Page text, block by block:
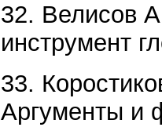
32. Велисов
инструмент
33.
Аргументы и